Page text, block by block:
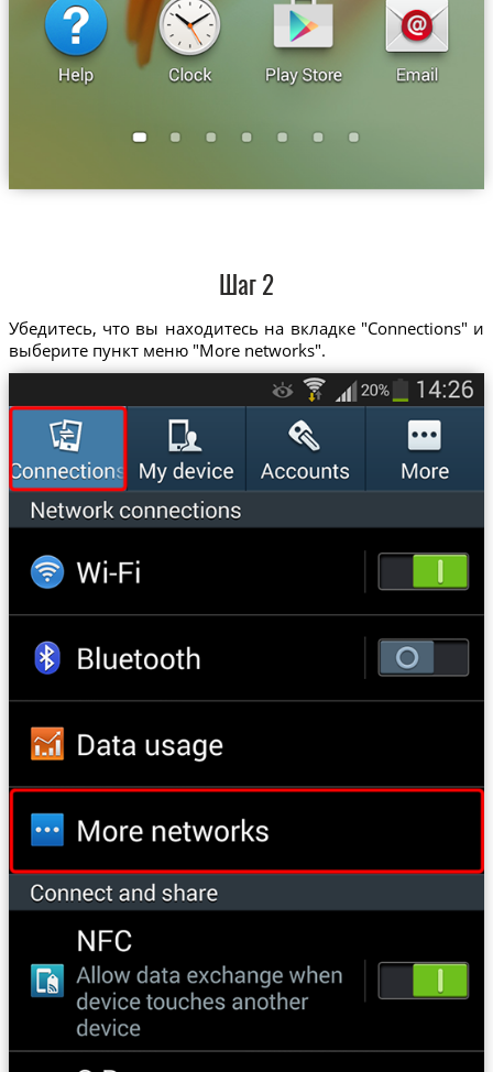
Шаг 2
Убедитесь, что вы находитесь на вкладке "Connections" и
выберите пункт меню "More networks".